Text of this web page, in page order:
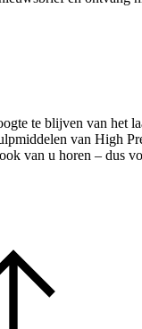
te blijven van het
van High
van u horen – dus